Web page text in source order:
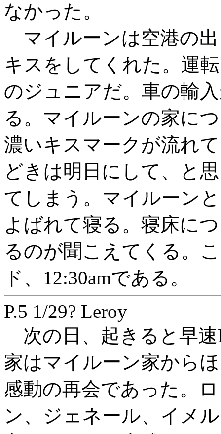
なかった。
マイルーンは空港の
キスをしてくれた。運
のジュニアだ。車の輸
る。マイルーンの家に
濃いキスマークが流れ
どきは明日にして、と
てしまう。マイルーン
よばれて寝る。寝床に
るのが聞こえてくる。
ド、12:30amである。
P.5 1/29? Leroy
次の日、起きると早速
家はマイルーン家から
感動の再会であった。
ン、ジェネール、イメ